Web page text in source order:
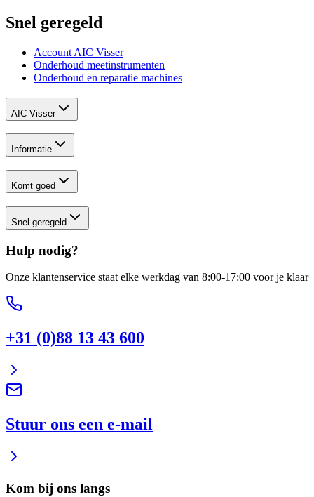
Snel geregeld
Account AIC Visser
Onderhoud meetinstrumenten
Onderhoud en reparatie machines
AIC Visser
Informatie
Komt goed
Snel geregeld
Hulp nodig?
Onze klantenservice staat elke werkdag van 8:00-17:00 voor je klaar
+31 (0)88 13 43 600
Stuur ons een e-mail
Kom bij ons langs